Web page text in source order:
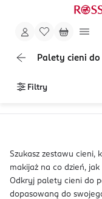
Palety cieni
Filtry
Szukasz zestawu
makijaż na co dzień,
Odkryj palety cieni do
dopasowaną do